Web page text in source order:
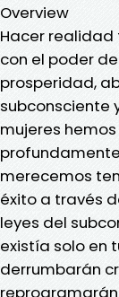
Overview
Hacer realidad
con el poder
prosperidad,
subconsciente
mujeres
merecemos
éxito a través
leyes del
existía solo en
derrumbarán